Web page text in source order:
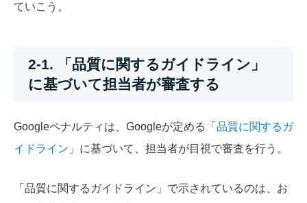
ていこう。
2-1. 「品質に関するガイドライン」
に基づいて担当者が審査する
Googleペナルティは、Googleが定める「 品質に関するガ
イドライン 」に基づいて、担当者が目視で審査を行う。
「品質に関するガイドライン」で示されているのは、お